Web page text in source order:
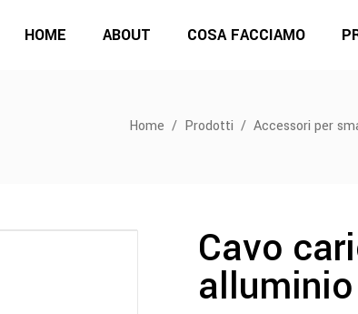
HOME ABOUT COSA FACCIAMO
Home / Prodotti / Accessori per
Cavo
alluminio